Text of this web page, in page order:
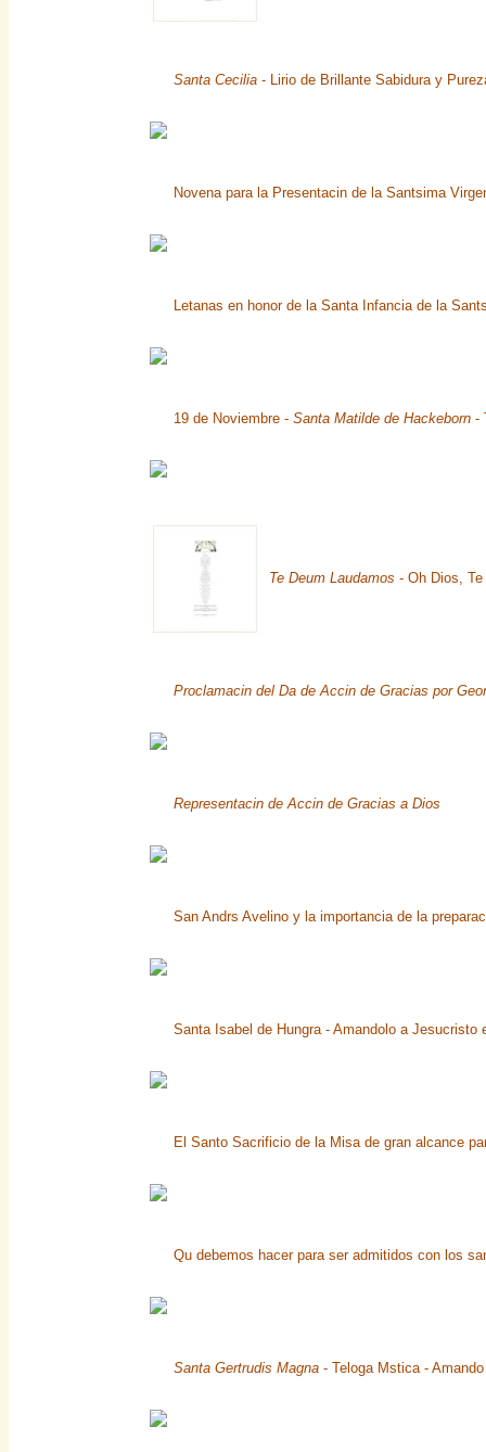
Santa Cecilia - Lirio de Brillante Sabidura y
Novena para la Presentacin de la Santsima
Letanas en honor de la Santa Infancia de la
19 de Noviembre - Santa Matilde de Hackeborn -
Te Deum Laudamos - Oh Dios,
Proclamacin del Da de Accin de Gracias por
Representacin de Accin de Gracias a Dios
San Andrs Avelino y la importancia de la
Santa Isabel de Hungra - Amandolo a Jesucristo
El Santo Sacrificio de la Misa de gran alcance
Qu debemos hacer para ser admitidos con los
Santa Gertrudis Magna - Teloga Mstica -